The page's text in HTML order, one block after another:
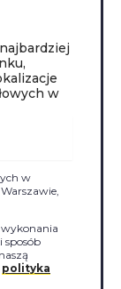
w
w
sposób
polityka